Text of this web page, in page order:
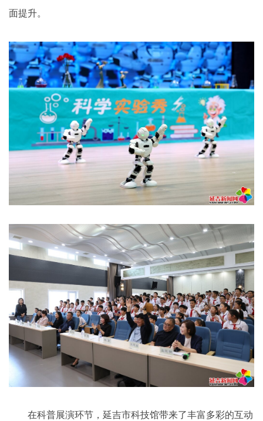
面提升。
在科普展演环节，延吉市科技馆带来了丰富多彩的互动